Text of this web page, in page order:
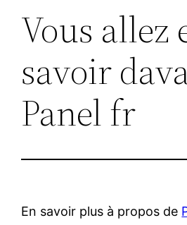
Vous allez
savoir
Panel fr
En savoir plus à propos de